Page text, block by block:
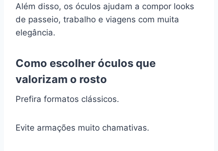
Além disso, os óculos ajudam a compor looks
de passeio, trabalho e viagens com muita
elegância.
Como escolher óculos que
valorizam o rosto
Prefira formatos clássicos.
Evite armações muito chamativas.